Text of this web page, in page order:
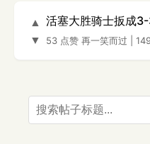
▲
▼
活塞大胜骑士扳成
53 点赞 再一笑而过